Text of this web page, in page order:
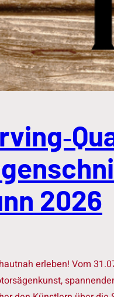
2026
erleben! Vom